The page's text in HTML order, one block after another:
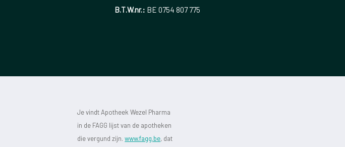
B.T.W.nr.: BE 0754 807 775
Je vindt Apotheek Wezel Pharma
in de FAGG lijst van de apotheken
die vergund zijn.www.fagg.be, dat